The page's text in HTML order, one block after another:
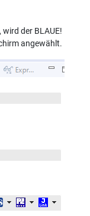
der BLAUE!
angewählt.